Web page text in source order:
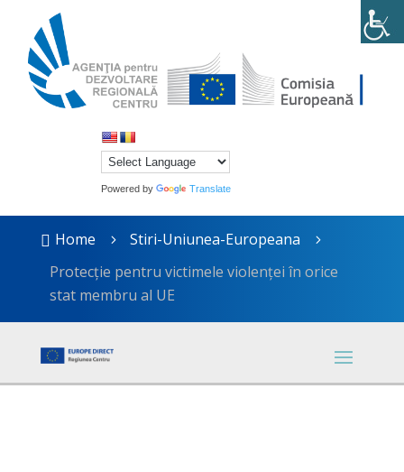
Powered by Translate
 Home 5 Stiri-Uniunea-Europeana 5
Protecție pentru victimele violenței în orice
stat membru al UE